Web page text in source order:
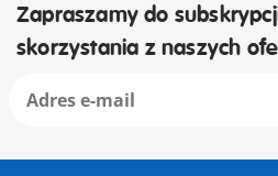
Zapraszamy do
skorzystania z naszych